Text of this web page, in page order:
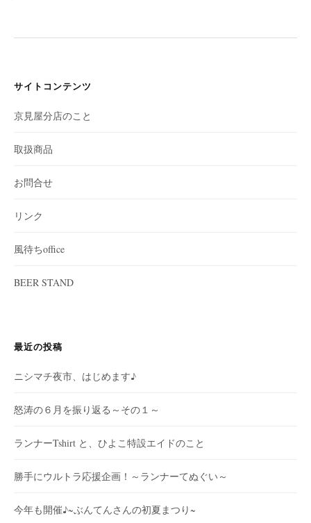
サイトコンテンツ
京見屋分店のこと
取扱商品
お問合せ
リンク
風待ちoffice
BEER STAND
最近の投稿
ニシマチ夜市、はじめます♪
怒涛の６月を振り返る～その１～
ランナーTshirt と、ひよこ特設エイドのこと
勝手にウルトラ応援企画！～ランナーてぬぐい～
今年も開催♪~ぶんてんさんの初夏まつり~